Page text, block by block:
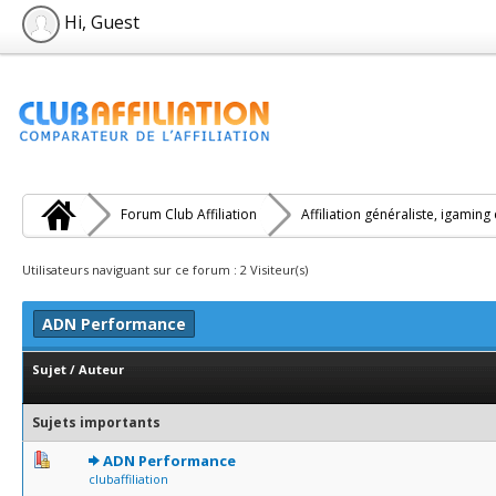
Hi, Guest
Forum Club Affiliation Affiliation généraliste, igaming
Utilisateurs naviguant sur ce forum : 2 Visiteur(s)
ADN Performance
Sujet / Auteur
Sujets importants
ADN Performance
clubaffiliation
0 Votes - 0 sur 5 en moyenne
1234